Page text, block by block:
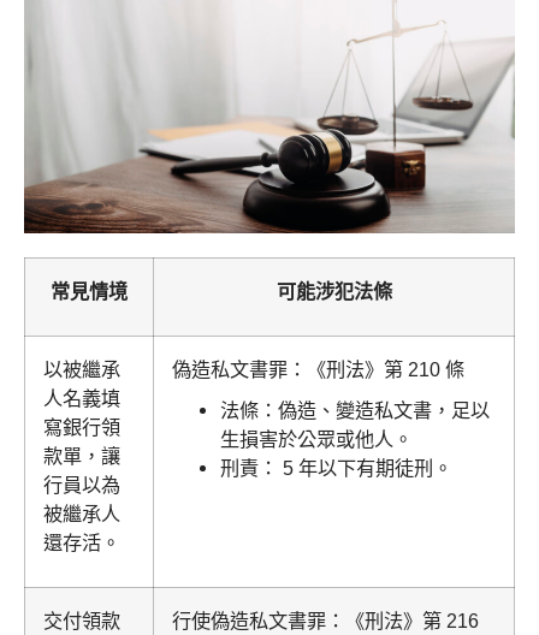
常見情境 可能涉犯法條
以被繼承
人名義填
寫銀行領
款單，讓
行員以為
被繼承人
還存活。
偽造私文書罪：《刑法》第 210 條
法條：偽造、變造私文書，足以
生損害於公眾或他人。
刑責： 5 年以下有期徒刑。
交付領款
行使偽造私文書罪：《刑法》第 216